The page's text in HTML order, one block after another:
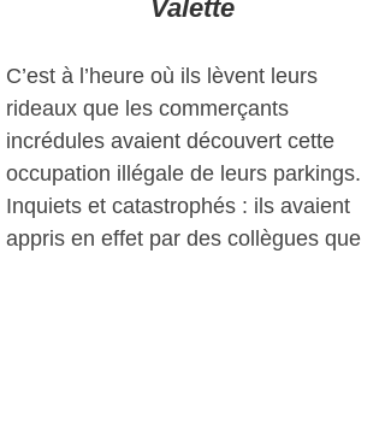
Valette
C’est à l’heure où ils lèvent leurs
rideaux que les commerçants
incrédules avaient découvert cette
occupation illégale de leurs parkings.
Inquiets et catastrophés : ils avaient
appris en effet par des collègues que